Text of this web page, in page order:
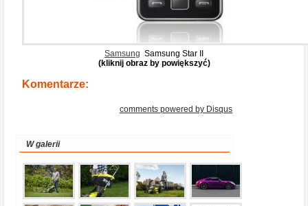
Samsung Samsung Star II
(kliknij obraz by powiększyć)
Komentarze:
comments powered by Disqus
W galerii